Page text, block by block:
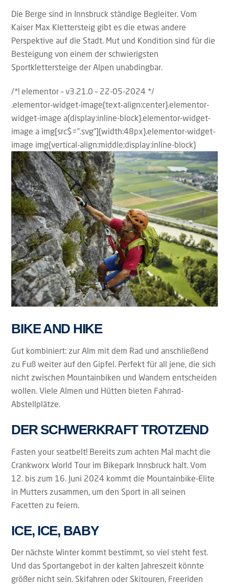
Die Berge sind in Innsbruck ständige Begleiter. Vom
Kaiser Max Klettersteig gibt es die etwas andere
Perspektive auf die Stadt. Mut und Kondition sind für die
Besteigung von einem der schwierigsten
Sportklettersteige der Alpen unabdingbar.
/*! elementor – v3.21.0 – 22-05-2024 */
.elementor-widget-image{text-align:center}.elementor-
widget-image a{display:inline-block}.elementor-widget-
image a img[src$=”.svg”]{width:48px}.elementor-widget-
image img{vertical-align:middle;display:inline-block}
BIKE AND HIKE
Gut kombiniert: zur Alm mit dem Rad und anschließend
zu Fuß weiter auf den Gipfel. Perfekt für all jene, die sich
nicht zwischen Mountainbiken und Wandern entscheiden
wollen. Viele Almen und Hütten bieten Fahrrad-
Abstellplätze.
DER SCHWERKRAFT TROTZEND
Fasten your seatbelt! Bereits zum achten Mal macht die
Crankworx World Tour im Bikepark Innsbruck halt. Vom
12. bis zum 16. Juni 2024 kommt die Mountainbike-Elite
in Mutters zusammen, um den Sport in all seinen
Facetten zu feiern.
ICE, ICE, BABY
Der nächste Winter kommt bestimmt, so viel steht fest.
Und das Sportangebot in der kalten Jahreszeit könnte
größer nicht sein. Skifahren oder Skitouren, Freeriden